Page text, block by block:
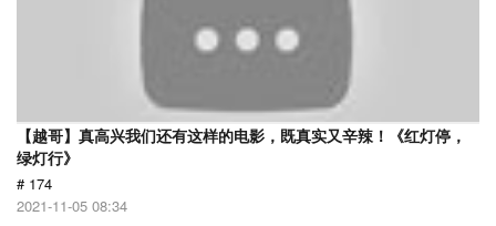
【越哥】真高兴我们还有这样的电影，既真实又辛辣！《红灯停，
绿灯行》
# 174
2021-11-05 08:34